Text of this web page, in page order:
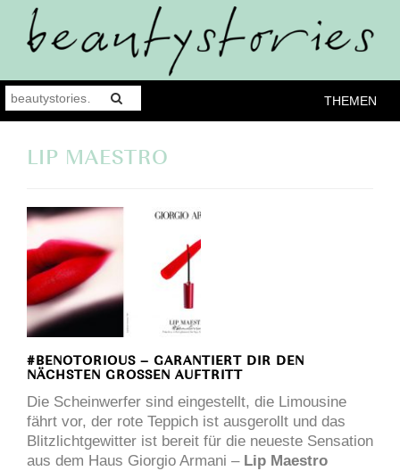
THEMEN
LIP MAESTRO
#BENOTORIOUS – GARANTIERT DIR DEN
NÄCHSTEN GROSSEN AUFTRITT
Die Scheinwerfer sind eingestellt, die Limousine
fährt vor, der rote Teppich ist ausgerollt und das
Blitzlichtgewitter ist bereit für die neueste Sensation
aus dem Haus Giorgio Armani – Lip Maestro